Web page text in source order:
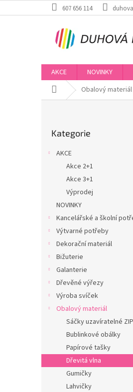
na
607 656 114
AKCE NOVINKY
Domů Obalový materiál
kategorie
Kategorie
AKCE
Akce 2+1
Akce 3+1
Výprodej
NOVINKY
Kancelářské a školní
Výtvarné potřeby
Dekorační materiál
Bižuterie
Galanterie
Dřevěné výřezy
Výroba svíček
Obalový materiál
Sáčky uzavíratelné ZIP
Bublinkové obálky
Papírové tašky
Dřevitá vlna
Gumičky
Lahvičky